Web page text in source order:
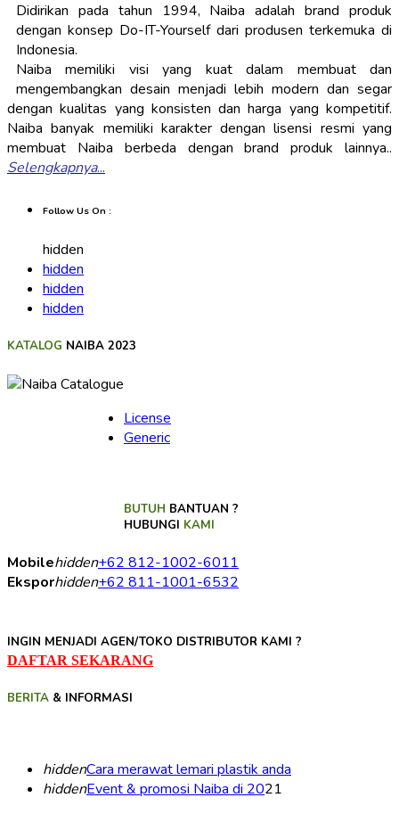
Didirikan pada tahun 1994, Naiba adalah brand produk
dengan konsep Do-IT-Yourself dari produsen terkemuka di
Indonesia.
Naiba memiliki visi yang kuat dalam membuat dan
mengembangkan desain menjadi lebih modern dan segar
dengan kualitas yang konsisten dan harga yang kompetitif.
Naiba banyak memiliki karakter dengan lisensi resmi yang
membuat Naiba berbeda dengan brand produk lainnya..
Selengkapnya...
Follow Us On :
hidden
hidden
hidden
hidden
KATALOG NAIBA 2023
License
Generic
BUTUH BANTUAN ?
HUBUNGI KAMI
Mobilehidden+62 812-1002-6011
Eksporhidden+62 811-1001-6532
INGIN MENJADI AGEN/TOKO DISTRIBUTOR KAMI ?
DAFTAR SEKARANG
BERITA & INFORMASI
hiddenCara merawat lemari plastik anda
hiddenEvent & promosi Naiba di 2021